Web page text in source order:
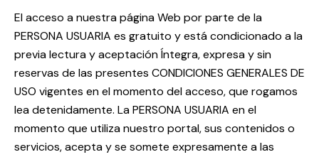
El acceso a nuestra página Web por parte de la
PERSONA USUARIA es gratuito y está condicionado a la
previa lectura y aceptación Íntegra, expresa y sin
reservas de las presentes CONDICIONES GENERALES DE
USO vigentes en el momento del acceso, que rogamos
lea detenidamente. La PERSONA USUARIA en el
momento que utiliza nuestro portal, sus contenidos o
servicios, acepta y se somete expresamente a las